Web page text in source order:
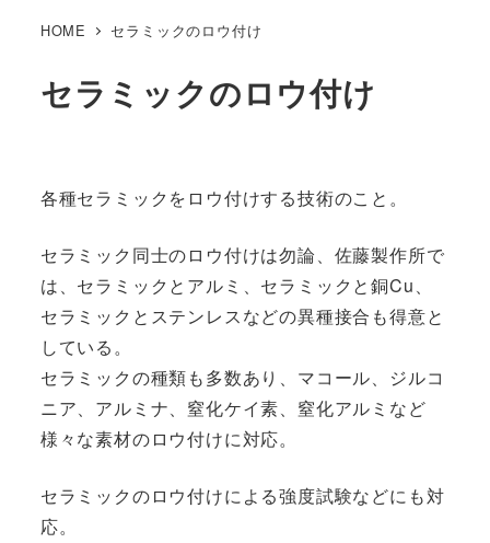
HOME セラミックのロウ付け
セラミックのロウ付け
各種セラミックをロウ付けする技術のこと。
セラミック同士のロウ付けは勿論、佐藤製作所で
は、セラミックとアルミ、セラミックと銅Cu、
セラミックとステンレスなどの異種接合も得意と
している。
セラミックの種類も多数あり、マコール、ジルコ
ニア、アルミナ、窒化ケイ素、窒化アルミなど
様々な素材のロウ付けに対応。
セラミックのロウ付けによる強度試験などにも対
応。